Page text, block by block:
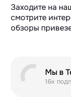
Заходите на
смотрите
обзоры
Мы в
16к